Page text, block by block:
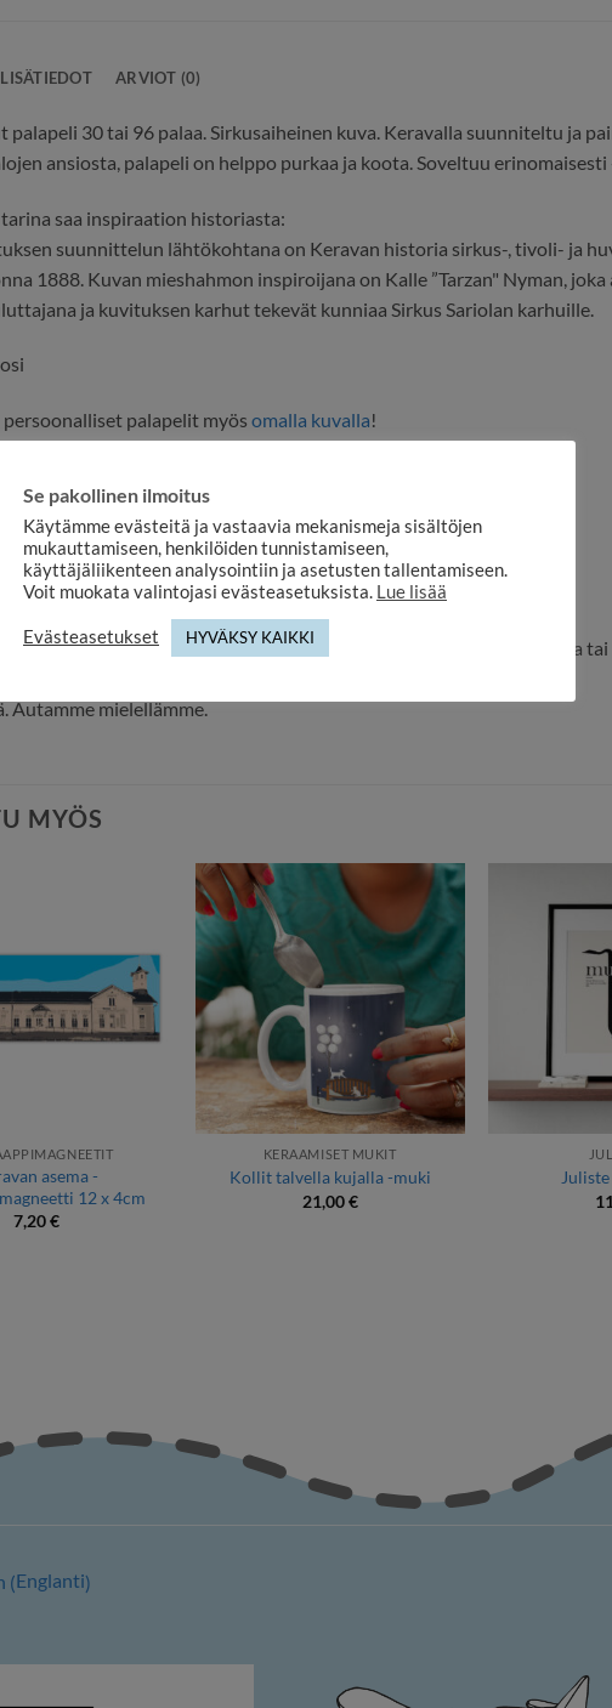
LISÄTIEDOT ARVIOT (0)
palapeli 30 tai 96 palaa. Sirkusaiheinen kuva. Keravalla suunniteltu ja
ansiosta, palapeli on helppo purkaa ja koota. Soveltuu
saa inspiraation historiasta:
suunnittelun lähtökohtana on Keravan historia sirkus-, tivoli- ja
1888. Kuvan mieshahmon inspiroijana on Kalle ”Tarzan" Nyman,
ja kuvituksen karhut tekevät kunniaa Sirkus Sariolan karhuille.
persoonalliset palapelit myös omalla kuvalla!
kovalevyä, paksuus 3 mm
painojälki
mm
tai nouda. Ilmoitamme, kun tuote on valmis.
tuotetta myös omalla kuvalla. Jos tarvitset lisätietoja tuotteesta
Autamme mielellämme.
MYÖS
asema -
12 x 4cm
7,20€
KERAAMISET MUKIT
Kollit talvella kujalla -muki
21,00€
(Englanti)
Se pakollinen ilmoitus
Käytämme evästeitä ja vastaavia mekanismeja sisältöjen
mukauttamiseen, henkilöiden tunnistamiseen,
käyttäjäliikenteen analysointiin ja asetusten tallentamiseen.
Voit muokata valintojasi evästeasetuksista. Lue lisää
Evästeasetukset HYVÄKSY KAIKKI